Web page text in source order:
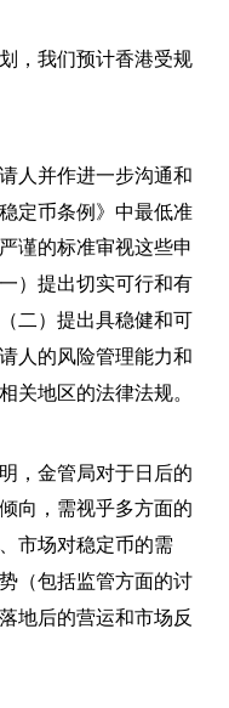
，我们预计香港受规
人并作进一步沟通和
定币条例》中最低准
谨的标准审视这些申
）提出切实可行和有
二）提出具稳健和可
人的风险管理能力和
关地区的法律法规。
，金管局对于日后的
向，需视乎多方面的
市场对稳定币的需
（包括监管方面的讨
地后的营运和市场反